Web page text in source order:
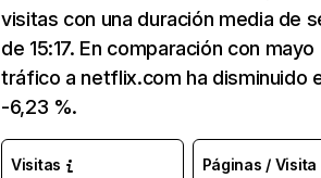
visitas con una duración media de
de 15:17. En comparación con mayo
tráfico a netflix.com ha disminuido
-6,23 %.
Visitas Páginas / Visita